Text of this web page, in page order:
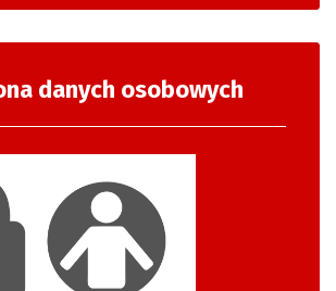
danych osobowych